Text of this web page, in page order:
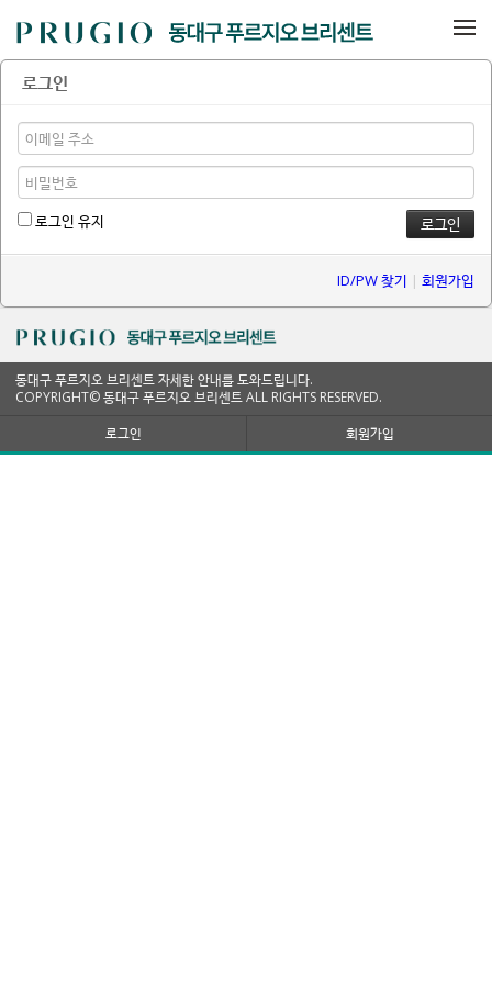
로그인
로그인 유지
ID/PW 찾기 | 회원가입
동대구 푸르지오 브리센트 자세한 안내를 도와드립니다.
COPYRIGHT© 동대구 푸르지오 브리센트 ALL RIGHTS RESERVED.
로그인
회원가입